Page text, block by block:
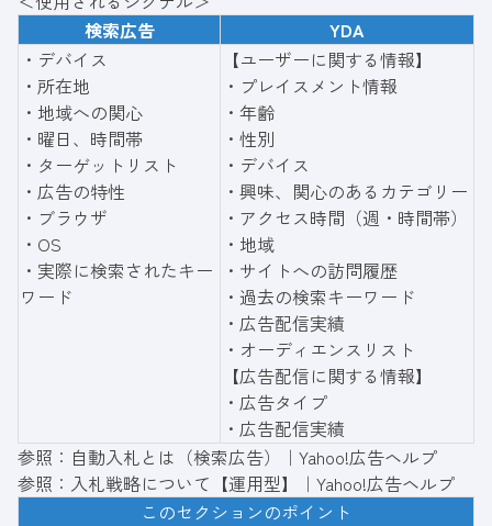
検索広告
YDA
・デバイス
・所在地
・地域への関心
・曜日、時間帯
・ターゲットリスト
・広告の特性
・ブラウザ
・OS
・実際に検索されたキー
ワード
【ユーザーに関する情報】
・プレイスメント情報
・年齢
・性別
・デバイス
・興味、関心のあるカテゴリー
・アクセス時間（週・時間帯）
・地域
・サイトへの訪問履歴
・過去の検索キーワード
・広告配信実績
・オーディエンスリスト
【広告配信に関する情報】
・広告タイプ
・広告配信実績
参照： 自動入札とは（検索広告）｜Yahoo!広告ヘルプ
参照： 入札戦略について【運用型】｜Yahoo!広告ヘルプ
このセクションのポイント